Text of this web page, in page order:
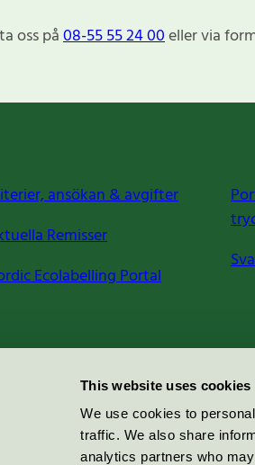
This website uses cookies
We use cookies to
traffic. We also share
analytics partners who
oss på08-55 55 24 00eller via
ansökan & avgifter
Remisser
Ecolabelling Portal
Sverige AB